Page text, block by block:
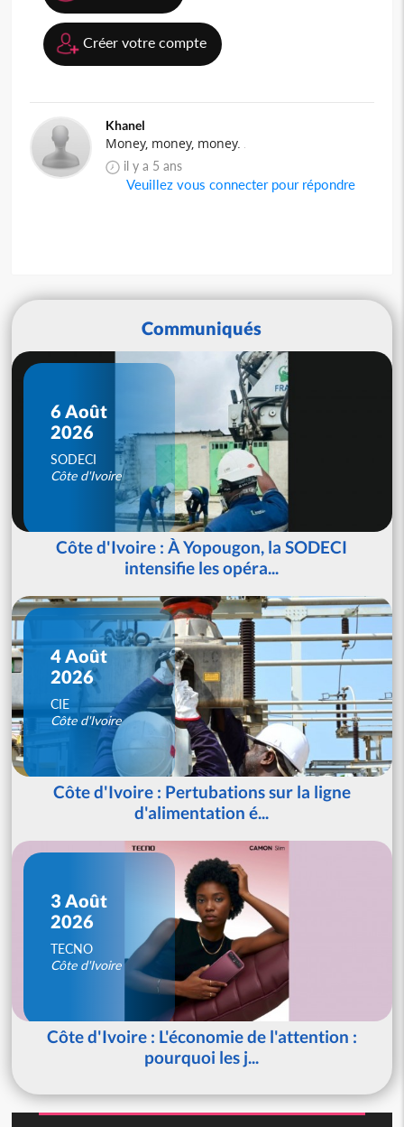
Créer votre compte
Khanel
Money, money, money.
il y a 5 ans
Veuillez vous connecter pour répondre
Communiqués
6 Août
2026
SODECI
Côte d'Ivoire
Côte d'Ivoire : À Yopougon, la SODECI
intensifie les opéra...
4 Août
2026
CIE
Côte d'Ivoire
Côte d'Ivoire : Pertubations sur la ligne
d'alimentation é...
3 Août
2026
TECNO
Côte d'Ivoire
Côte d'Ivoire : L'économie de l'attention :
pourquoi les j...